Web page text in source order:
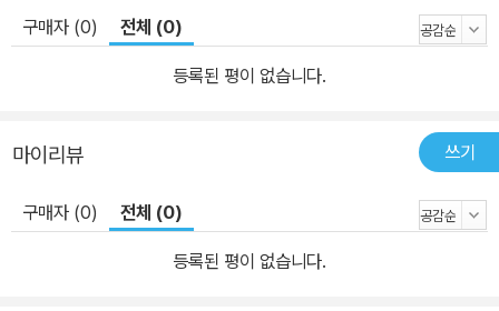
바 테스트 JSP 테스트 OSGi 컴포넌트 테스트 데이터베이스 액세스
테스트 JPA 기반 애플리케이션 테스트 --------------------------
------------------------------------------------------------
진지하게 고려 중인 모든 이에게 이 책을 권한다.” - 로버트 핸슨(Ro
bert Hanson), GWT in Action의 저자 “단위 테스트를 위한 견실
한 토대를 제공한다. 특히 Ant나 Maven 및 이클립스 사용자에게 더
욱 유용하다.” - 더그 워렌(Doug Warren), Java Web Services
구매자 (0) 전체 (0)
등록된 평이 없습니다.
마이리뷰 쓰기
구매자 (0) 전체 (0)
등록된 평이 없습니다.